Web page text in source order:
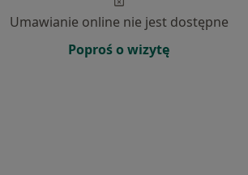
Umawianie online nie jest dostępne
Poproś o wizytę